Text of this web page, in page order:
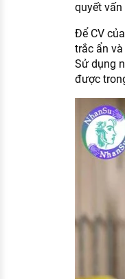
quyết
Để CV
trắc ẩn
Sử dụng
được